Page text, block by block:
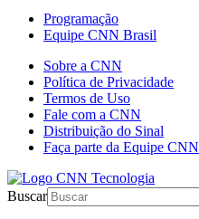
Programação
Equipe CNN Brasil
Sobre a CNN
Política de Privacidade
Termos de Uso
Fale com a CNN
Distribuição do Sinal
Faça parte da Equipe CNN
Buscar